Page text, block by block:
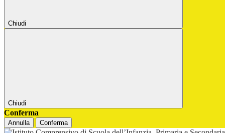
Chiudi
Chiudi
Conferma
Annulla Conferma